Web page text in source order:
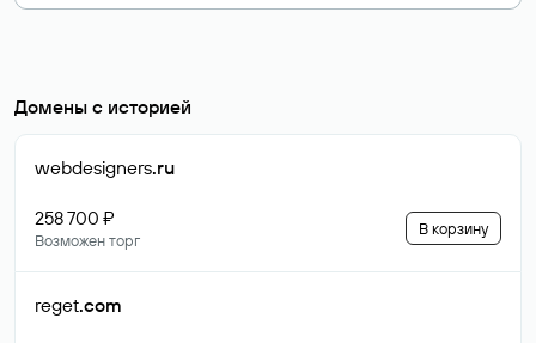
Домены с историей
webdesigners.ru
258 700 ₽
Возможен торг
В корзину
reget.com